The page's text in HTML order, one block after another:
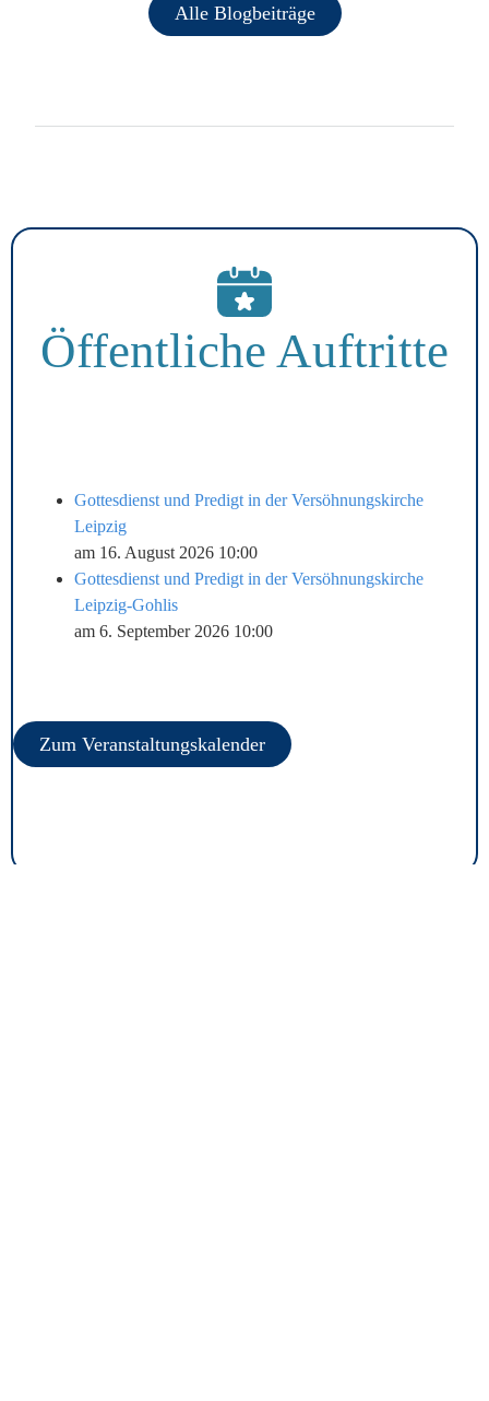
Alle Blogbeiträge
Öffentliche Auftritte
Gottesdienst und Predigt in der Versöhnungskirche
Leipzig
am 16. August 2026 10:00
Gottesdienst und Predigt in der Versöhnungskirche
Leipzig-Gohlis
am 6. September 2026 10:00
Zum Veranstaltungskalender